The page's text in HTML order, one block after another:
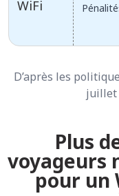
WiFi
D’après les
juillet
Plus
voyageurs
pour un